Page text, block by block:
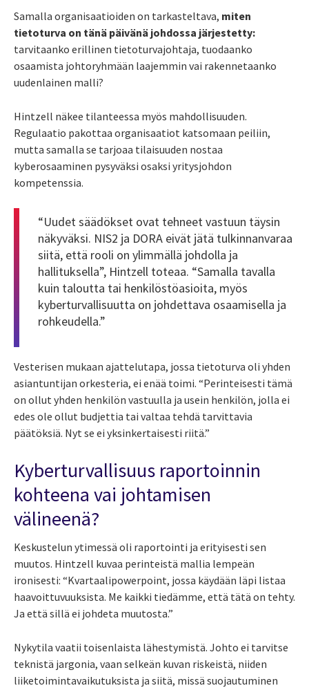
Samalla organisaatioiden on tarkasteltava, miten
tietoturva on tänä päivänä johdossa järjestetty:
tarvitaanko erillinen tietoturvajohtaja, tuodaanko
osaamista johtoryhmään laajemmin vai rakennetaanko
uudenlainen malli?
Hintzell näkee tilanteessa myös mahdollisuuden.
Regulaatio pakottaa organisaatiot katsomaan peiliin,
mutta samalla se tarjoaa tilaisuuden nostaa
kyberosaaminen pysyväksi osaksi yritysjohdon
kompetenssia.
“Uudet säädökset ovat tehneet vastuun täysin
näkyväksi. NIS2 ja DORA eivät jätä tulkinnanvaraa
siitä, että rooli on ylimmällä johdolla ja
hallituksella”, Hintzell toteaa. “Samalla tavalla
kuin taloutta tai henkilöstöasioita, myös
kyberturvallisuutta on johdettava osaamisella ja
rohkeudella.”
Vesterisen mukaan ajattelutapa, jossa tietoturva oli yhden
asiantuntijan orkesteria, ei enää toimi. “Perinteisesti tämä
on ollut yhden henkilön vastuulla ja usein henkilön, jolla ei
edes ole ollut budjettia tai valtaa tehdä tarvittavia
päätöksiä. Nyt se ei yksinkertaisesti riitä.”
Kyberturvallisuus raportoinnin
kohteena vai johtamisen
välineenä?
Keskustelun ytimessä oli raportointi ja erityisesti sen
muutos. Hintzell kuvaa perinteistä mallia lempeän
ironisesti: “Kvartaalipowerpoint, jossa käydään läpi listaa
haavoittuvuuksista. Me kaikki tiedämme, että tätä on tehty.
Ja että sillä ei johdeta muutosta.”
Nykytila vaatii toisenlaista lähestymistä. Johto ei tarvitse
teknistä jargonia, vaan selkeän kuvan riskeistä, niiden
liiketoimintavaikutuksista ja siitä, missä suojautuminen